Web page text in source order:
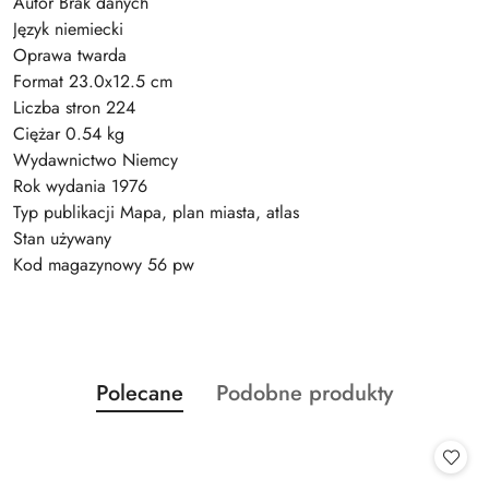
Język niemiecki
Oprawa twarda
Format 23.0x12.5 cm
Liczba stron 224
Ciężar 0.54 kg
Wydawnictwo Niemcy
Rok wydania 1976
Typ publikacji Mapa, plan miasta, atlas
Stan używany
Kod magazynowy 56 pw
Pomiń karuzelę produktów
Produkty
o
Polecane
Produkty
Podobne produkty